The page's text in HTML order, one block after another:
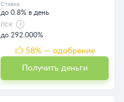
Ставка
до 0.8% в день
ПСК
до 292.000%
58% — одобрение
Получить деньги